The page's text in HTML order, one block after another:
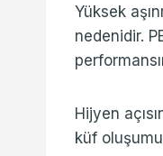
Yüksek
nedenidir.
Hijyen
küf